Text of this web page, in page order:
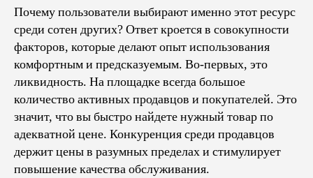
Почему пользователи выбирают именно этот ресурс
среди сотен других? Ответ кроется в совокупности
факторов, которые делают опыт использования
комфортным и предсказуемым. Во-первых, это
ликвидность. На площадке всегда большое
количество активных продавцов и покупателей. Это
значит, что вы быстро найдете нужный товар по
адекватной цене. Конкуренция среди продавцов
держит цены в разумных пределах и стимулирует
повышение качества обслуживания.